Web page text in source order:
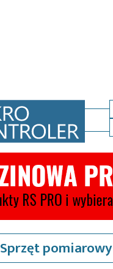
Sprzęt pomiarowy